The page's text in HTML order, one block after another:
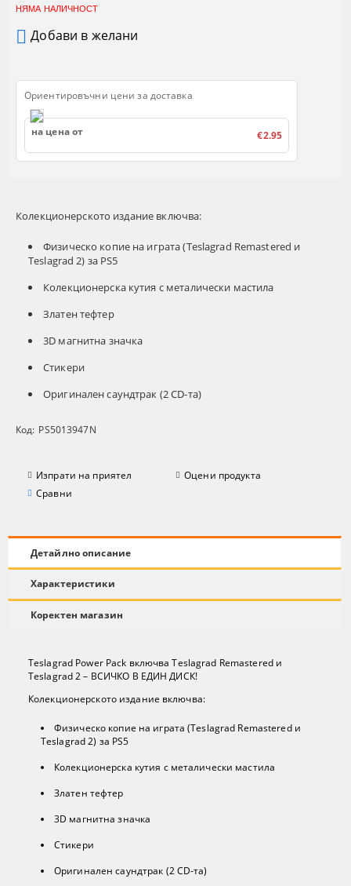
Колекционерското издание включва:
Физическо копие на играта (Teslagrad Remastered и
Teslagrad 2) за PS5
Колекционерска кутия с металически мастила
Златен тефтер
3D магнитна значка
Стикери
Оригинален саундтрак (2 CD-та)
Код: PS5013947N
Изпрати на приятел
Оцени продукта
Сравни
НЯМА НАЛИЧНОСТ
Добави в желани
Ориентировъчни цени за доставка
на цена от €2.95
Детайлно описание
Характеристики
Коректен магазин
Teslagrad Power Pack включва Teslagrad Remastered и
Teslagrad 2 – ВСИЧКО В ЕДИН ДИСК!
Колекционерското издание включва:
Физическо копие на играта (Teslagrad Remastered и
Teslagrad 2) за PS5
Колекционерска кутия с металически мастила
Златен тефтер
3D магнитна значка
Стикери
Оригинален саундтрак (2 CD-та)